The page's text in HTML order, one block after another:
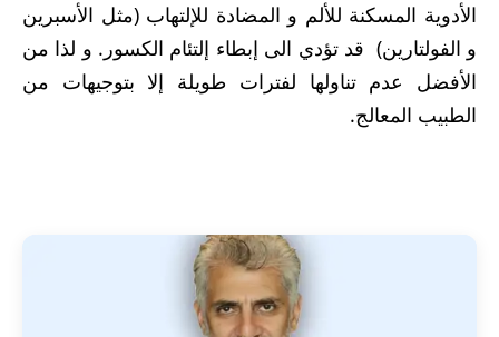
الأدوية المسكنة للألم و المضادة للإلتهاب (مثل الأسبرين
و الفولتارين) قد تؤدي الى إبطاء إلتئام الكسور. و لذا من
الأفضل عدم تناولها لفترات طويلة إلا بتوجيهات من
الطبيب المعالج.